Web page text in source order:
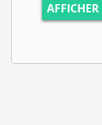
AFFICHER